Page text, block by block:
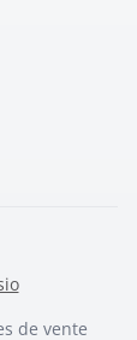
de vente